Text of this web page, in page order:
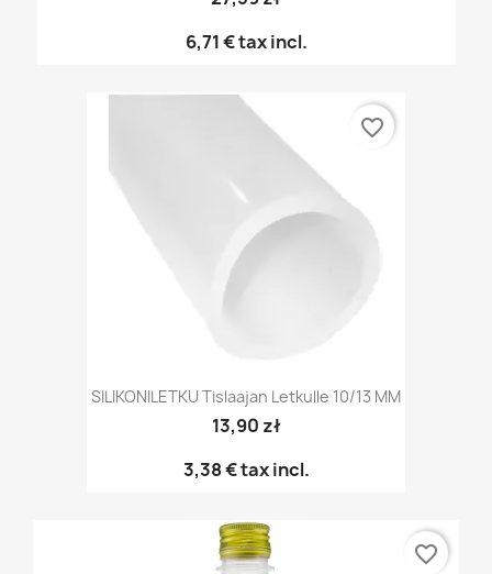
6,71 €tax incl.
SILIKONILETKU Tislaajan Letkulle 10/13 MM
13,90 zł
3,38 €tax incl.
favorite_border
favorite_border